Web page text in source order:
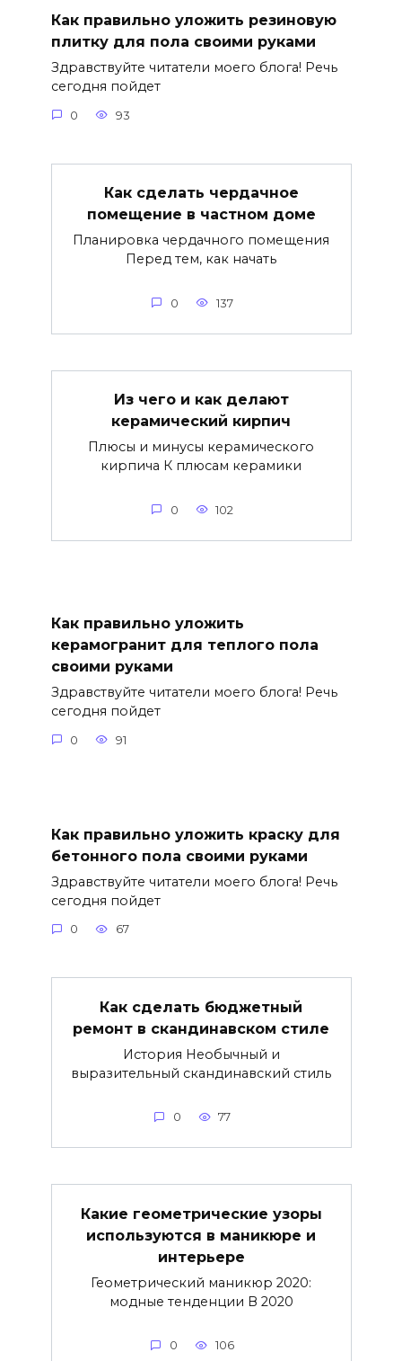
Как правильно уложить резиновую
плитку для пола своими руками
Здравствуйте читатели моего блога! Речь
сегодня пойдет
0 93
Как сделать чердачное
помещение в частном доме
Планировка чердачного помещения
Перед тем, как начать
0 137
Из чего и как делают
керамический кирпич
Плюсы и минусы керамического
кирпича К плюсам керамики
0 102
Как правильно уложить
керамогранит для теплого пола
своими руками
Здравствуйте читатели моего блога! Речь
сегодня пойдет
0 91
Как правильно уложить краску для
бетонного пола своими руками
Здравствуйте читатели моего блога! Речь
сегодня пойдет
0 67
Как сделать бюджетный
ремонт в скандинавском стиле
История Необычный и
выразительный скандинавский стиль
0 77
Какие геометрические узоры
используются в маникюре и
интерьере
Геометрический маникюр 2020:
модные тенденции В 2020
0 106